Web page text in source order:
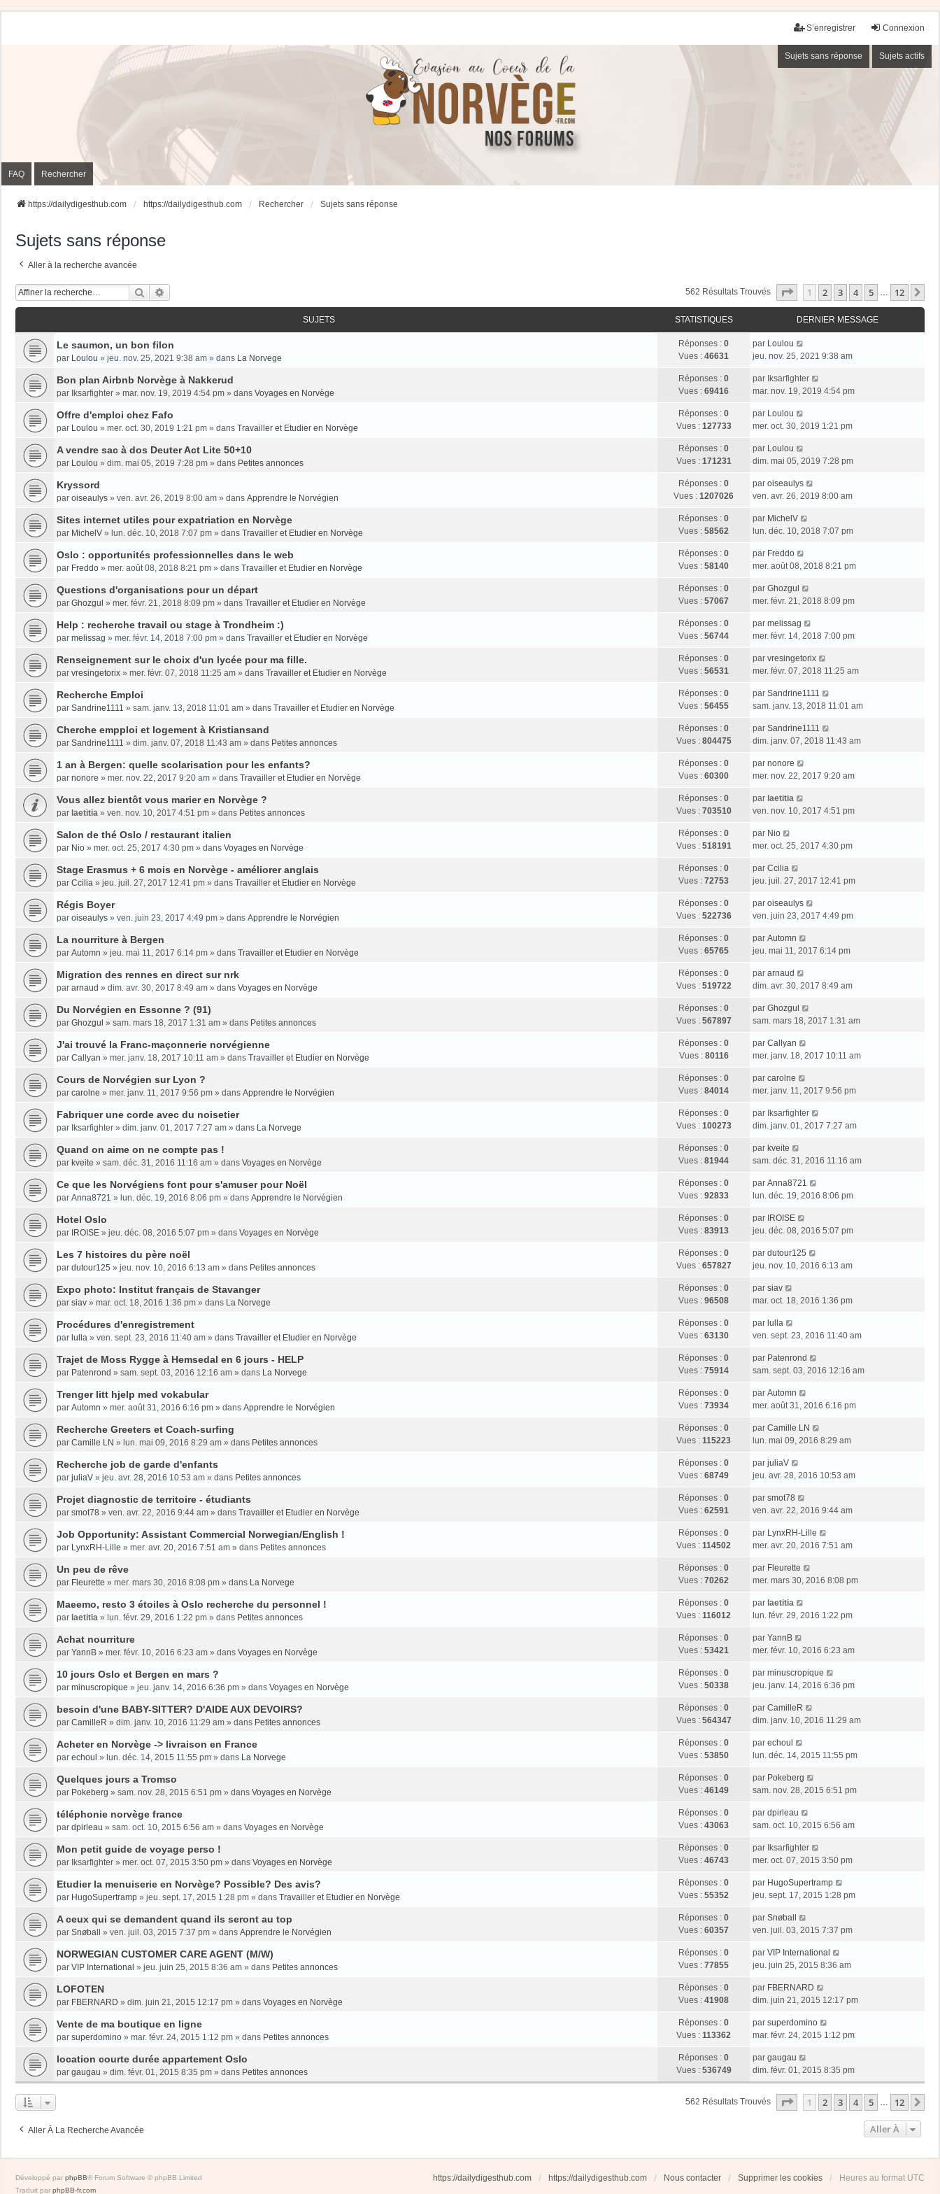
Connexion
S’enregistrer
Sujets sans réponse Sujets actifs
FAQ Rechercher
https://dailydigesthub.com https://dailydigesthub.com Rechercher Sujets sans réponse
Sujets sans réponse
Aller à la recherche avancée
Rechercher 562 Résultats Trouvés Page Sur12
1 2 3 4 5 … 12
SUJETS STATISTIQUES DERNIER MESSAGE
Le saumon, un bon filon
par Loulou » jeu. nov. 25, 2021 9:38 am » dans La Norvege
Réponses : 0
Vues : 46631
par Loulou
jeu. nov. 25, 2021 9:38 am
Bon plan Airbnb Norvège à Nakkerud
par Iksarfighter » mar. nov. 19, 2019 4:54 pm » dans Voyages en Norvège
Réponses : 0
Vues : 69416
par Iksarfighter
mar. nov. 19, 2019 4:54 pm
Offre d'emploi chez Fafo
par Loulou » mer. oct. 30, 2019 1:21 pm » dans Travailler et Etudier en Norvège
Réponses : 0
Vues : 127733
par Loulou
mer. oct. 30, 2019 1:21 pm
A vendre sac à dos Deuter Act Lite 50+10
par Loulou » dim. mai 05, 2019 7:28 pm » dans Petites annonces
Réponses : 0
Vues : 171231
par Loulou
dim. mai 05, 2019 7:28 pm
Kryssord
par oiseaulys » ven. avr. 26, 2019 8:00 am » dans Apprendre le Norvégien
Réponses : 0
Vues : 1207026
par oiseaulys
ven. avr. 26, 2019 8:00 am
Sites internet utiles pour expatriation en Norvège
par MichelV » lun. déc. 10, 2018 7:07 pm » dans Travailler et Etudier en Norvège
Réponses : 0
Vues : 58562
par MichelV
lun. déc. 10, 2018 7:07 pm
Oslo : opportunités professionnelles dans le web
par Freddo » mer. août 08, 2018 8:21 pm » dans Travailler et Etudier en Norvège
Réponses : 0
Vues : 58140
par Freddo
mer. août 08, 2018 8:21 pm
Questions d'organisations pour un départ
par Ghozgul » mer. févr. 21, 2018 8:09 pm » dans Travailler et Etudier en Norvège
Réponses : 0
Vues : 57067
par Ghozgul
mer. févr. 21, 2018 8:09 pm
Help : recherche travail ou stage à Trondheim :)
par melissag » mer. févr. 14, 2018 7:00 pm » dans Travailler et Etudier en Norvège
Réponses : 0
Vues : 56744
par melissag
mer. févr. 14, 2018 7:00 pm
Renseignement sur le choix d'un lycée pour ma fille.
par vresingetorix » mer. févr. 07, 2018 11:25 am » dans Travailler et Etudier en Norvège
Réponses : 0
Vues : 56531
par vresingetorix
mer. févr. 07, 2018 11:25 am
Recherche Emploi
par Sandrine1111 » sam. janv. 13, 2018 11:01 am » dans Travailler et Etudier en Norvège
Réponses : 0
Vues : 56455
par Sandrine1111
sam. janv. 13, 2018 11:01 am
Cherche empploi et logement à Kristiansand
par Sandrine1111 » dim. janv. 07, 2018 11:43 am » dans Petites annonces
Réponses : 0
Vues : 804475
par Sandrine1111
dim. janv. 07, 2018 11:43 am
1 an à Bergen: quelle scolarisation pour les enfants?
par nonore » mer. nov. 22, 2017 9:20 am » dans Travailler et Etudier en Norvège
Réponses : 0
Vues : 60300
par nonore
mer. nov. 22, 2017 9:20 am
Vous allez bientôt vous marier en Norvège ?
par laetitia » ven. nov. 10, 2017 4:51 pm » dans Petites annonces
Réponses : 0
Vues : 703510
par laetitia
ven. nov. 10, 2017 4:51 pm
Salon de thé Oslo / restaurant italien
par Nio » mer. oct. 25, 2017 4:30 pm » dans Voyages en Norvège
Réponses : 0
Vues : 518191
par Nio
mer. oct. 25, 2017 4:30 pm
Stage Erasmus + 6 mois en Norvège - améliorer anglais
par Ccilia » jeu. juil. 27, 2017 12:41 pm » dans Travailler et Etudier en Norvège
Réponses : 0
Vues : 72753
par Ccilia
jeu. juil. 27, 2017 12:41 pm
Régis Boyer
par oiseaulys » ven. juin 23, 2017 4:49 pm » dans Apprendre le Norvégien
Réponses : 0
Vues : 522736
par oiseaulys
ven. juin 23, 2017 4:49 pm
La nourriture à Bergen
par Automn » jeu. mai 11, 2017 6:14 pm » dans Travailler et Etudier en Norvège
Réponses : 0
Vues : 65765
par Automn
jeu. mai 11, 2017 6:14 pm
Migration des rennes en direct sur nrk
par arnaud » dim. avr. 30, 2017 8:49 am » dans Voyages en Norvège
Réponses : 0
Vues : 519722
par arnaud
dim. avr. 30, 2017 8:49 am
Du Norvégien en Essonne ? (91)
par Ghozgul » sam. mars 18, 2017 1:31 am » dans Petites annonces
Réponses : 0
Vues : 567897
par Ghozgul
sam. mars 18, 2017 1:31 am
J'ai trouvé la Franc-maçonnerie norvégienne
par Callyan » mer. janv. 18, 2017 10:11 am » dans Travailler et Etudier en Norvège
Réponses : 0
Vues : 80116
par Callyan
mer. janv. 18, 2017 10:11 am
Cours de Norvégien sur Lyon ?
par carolne » mer. janv. 11, 2017 9:56 pm » dans Apprendre le Norvégien
Réponses : 0
Vues : 84014
par carolne
mer. janv. 11, 2017 9:56 pm
Fabriquer une corde avec du noisetier
par Iksarfighter » dim. janv. 01, 2017 7:27 am » dans La Norvege
Réponses : 0
Vues : 100273
par Iksarfighter
dim. janv. 01, 2017 7:27 am
Quand on aime on ne compte pas !
par kveite » sam. déc. 31, 2016 11:16 am » dans Voyages en Norvège
Réponses : 0
Vues : 81944
par kveite
sam. déc. 31, 2016 11:16 am
Ce que les Norvégiens font pour s'amuser pour Noël
par Anna8721 » lun. déc. 19, 2016 8:06 pm » dans Apprendre le Norvégien
Réponses : 0
Vues : 92833
par Anna8721
lun. déc. 19, 2016 8:06 pm
Hotel Oslo
par IROISE » jeu. déc. 08, 2016 5:07 pm » dans Voyages en Norvège
Réponses : 0
Vues : 83913
par IROISE
jeu. déc. 08, 2016 5:07 pm
Les 7 histoires du père noël
par dutour125 » jeu. nov. 10, 2016 6:13 am » dans Petites annonces
Réponses : 0
Vues : 657827
par dutour125
jeu. nov. 10, 2016 6:13 am
Expo photo: Institut français de Stavanger
par siav » mar. oct. 18, 2016 1:36 pm » dans La Norvege
Réponses : 0
Vues : 96508
par siav
mar. oct. 18, 2016 1:36 pm
Procédures d'enregistrement
par lulla » ven. sept. 23, 2016 11:40 am » dans Travailler et Etudier en Norvège
Réponses : 0
Vues : 63130
par lulla
ven. sept. 23, 2016 11:40 am
Trajet de Moss Rygge à Hemsedal en 6 jours - HELP
par Patenrond » sam. sept. 03, 2016 12:16 am » dans La Norvege
Réponses : 0
Vues : 75914
par Patenrond
sam. sept. 03, 2016 12:16 am
Trenger litt hjelp med vokabular
par Automn » mer. août 31, 2016 6:16 pm » dans Apprendre le Norvégien
Réponses : 0
Vues : 73934
par Automn
mer. août 31, 2016 6:16 pm
Recherche Greeters et Coach-surfing
par Camille LN » lun. mai 09, 2016 8:29 am » dans Petites annonces
Réponses : 0
Vues : 115223
par Camille LN
lun. mai 09, 2016 8:29 am
Recherche job de garde d'enfants
par juliaV » jeu. avr. 28, 2016 10:53 am » dans Petites annonces
Réponses : 0
Vues : 68749
par juliaV
jeu. avr. 28, 2016 10:53 am
Projet diagnostic de territoire - étudiants
par smot78 » ven. avr. 22, 2016 9:44 am » dans Travailler et Etudier en Norvège
Réponses : 0
Vues : 62591
par smot78
ven. avr. 22, 2016 9:44 am
Job Opportunity: Assistant Commercial Norwegian/English !
par LynxRH-Lille » mer. avr. 20, 2016 7:51 am » dans Petites annonces
Réponses : 0
Vues : 114502
par LynxRH-Lille
mer. avr. 20, 2016 7:51 am
Un peu de rêve
par Fleurette » mer. mars 30, 2016 8:08 pm » dans La Norvege
Réponses : 0
Vues : 70262
par Fleurette
mer. mars 30, 2016 8:08 pm
Maeemo, resto 3 étoiles à Oslo recherche du personnel !
par laetitia » lun. févr. 29, 2016 1:22 pm » dans Petites annonces
Réponses : 0
Vues : 116012
par laetitia
lun. févr. 29, 2016 1:22 pm
Achat nourriture
par YannB » mer. févr. 10, 2016 6:23 am » dans Voyages en Norvège
Réponses : 0
Vues : 53421
par YannB
mer. févr. 10, 2016 6:23 am
10 jours Oslo et Bergen en mars ?
par minuscropique » jeu. janv. 14, 2016 6:36 pm » dans Voyages en Norvège
Réponses : 0
Vues : 50338
par minuscropique
jeu. janv. 14, 2016 6:36 pm
besoin d'une BABY-SITTER? D'AIDE AUX DEVOIRS?
par CamilleR » dim. janv. 10, 2016 11:29 am » dans Petites annonces
Réponses : 0
Vues : 564347
par CamilleR
dim. janv. 10, 2016 11:29 am
Acheter en Norvège -> livraison en France
par echoul » lun. déc. 14, 2015 11:55 pm » dans La Norvege
Réponses : 0
Vues : 53850
par echoul
lun. déc. 14, 2015 11:55 pm
Quelques jours a Tromso
par Pokeberg » sam. nov. 28, 2015 6:51 pm » dans Voyages en Norvège
Réponses : 0
Vues : 46149
par Pokeberg
sam. nov. 28, 2015 6:51 pm
téléphonie norvège france
par dpirleau » sam. oct. 10, 2015 6:56 am » dans Voyages en Norvège
Réponses : 0
Vues : 43063
par dpirleau
sam. oct. 10, 2015 6:56 am
Mon petit guide de voyage perso !
par Iksarfighter » mer. oct. 07, 2015 3:50 pm » dans Voyages en Norvège
Réponses : 0
Vues : 46743
par Iksarfighter
mer. oct. 07, 2015 3:50 pm
Etudier la menuiserie en Norvège? Possible? Des avis?
par HugoSupertramp » jeu. sept. 17, 2015 1:28 pm » dans Travailler et Etudier en Norvège
Réponses : 0
Vues : 55352
par HugoSupertramp
jeu. sept. 17, 2015 1:28 pm
A ceux qui se demandent quand ils seront au top
par Snøball » ven. juil. 03, 2015 7:37 pm » dans Apprendre le Norvégien
Réponses : 0
Vues : 60357
par Snøball
ven. juil. 03, 2015 7:37 pm
NORWEGIAN CUSTOMER CARE AGENT (M/W)
par VIP International » jeu. juin 25, 2015 8:36 am » dans Petites annonces
Réponses : 0
Vues : 77855
par VIP International
jeu. juin 25, 2015 8:36 am
LOFOTEN
par FBERNARD » dim. juin 21, 2015 12:17 pm » dans Voyages en Norvège
Réponses : 0
Vues : 41908
par FBERNARD
dim. juin 21, 2015 12:17 pm
Vente de ma boutique en ligne
par superdomino » mar. févr. 24, 2015 1:12 pm » dans Petites annonces
Réponses : 0
Vues : 113362
par superdomino
mar. févr. 24, 2015 1:12 pm
location courte durée appartement Oslo
par gaugau » dim. févr. 01, 2015 8:35 pm » dans Petites annonces
Réponses : 0
Vues : 536749
par gaugau
dim. févr. 01, 2015 8:35 pm
562 Résultats Trouvés Page Sur12
1 2 3 4 5 … 12
Aller À La Recherche Avancée Aller À
https://dailydigesthub.com https://dailydigesthub.com Nous contacter Supprimer les cookies Heures au format UTC
Développé par phpBB® Forum Software © phpBB Limited
Traduit par phpBB-fr.com